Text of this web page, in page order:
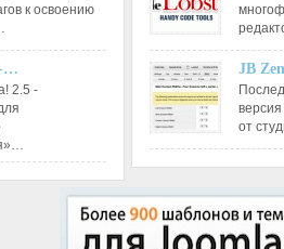
к освоению
-…
2.5 -
JB
от